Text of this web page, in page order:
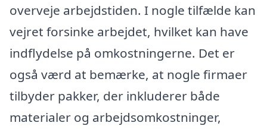
overveje arbejdstiden. I nogle tilfælde kan
vejret forsinke arbejdet, hvilket kan have
indflydelse på omkostningerne. Det er
også værd at bemærke, at nogle firmaer
tilbyder pakker, der inkluderer både
materialer og arbejdsomkostninger,